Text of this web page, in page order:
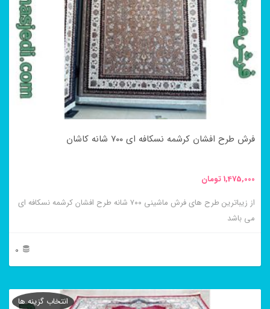
باشد.
گزینه
ها
صفحه
انتخاب
شوند
فرش طرح افشان کرشمه نسکافه ای ۷۰۰ شانه کاشان
1,475,000تومان
از زیباترین طرح های فرش ماشینی ۷۰۰ شانه طرح افشان کرشمه نسکافه ای
می باشد
0
محصول
انتخاب گزینه ها